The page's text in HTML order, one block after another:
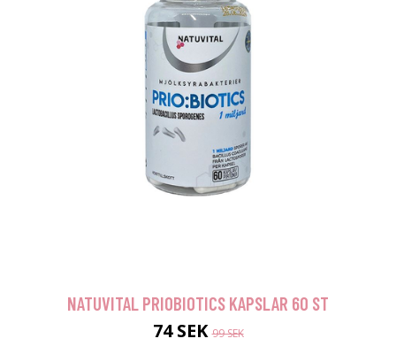
NATUVITAL PRIOBIOTICS KAPSLAR 60 ST
74 SEK99 SEK